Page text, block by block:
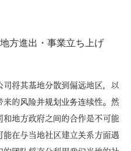
地方進出・事業立ち上げ
司将其基地分散到偏远地区，以
来的风险并规划业务连续性。然
和地方政府之间的合作是不可能
能在与当地社区建立关系方面遇